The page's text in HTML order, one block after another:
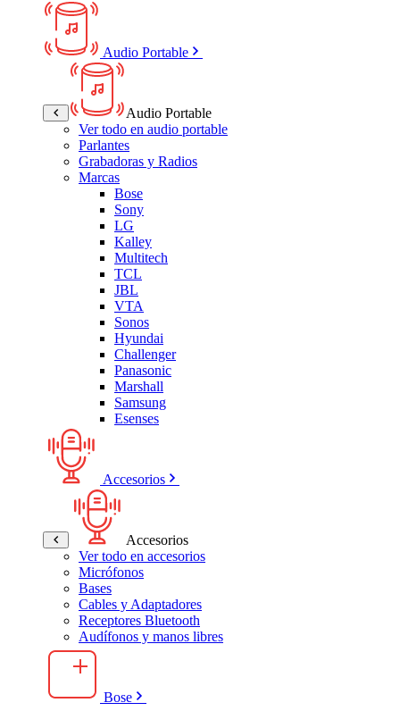
Audio Portable
Audio Portable
Ver todo en audio portable
Parlantes
Grabadoras y Radios
Marcas
Bose
Sony
LG
Kalley
Multitech
TCL
JBL
VTA
Sonos
Hyundai
Challenger
Panasonic
Marshall
Samsung
Esenses
Accesorios
Accesorios
Ver todo en accesorios
Micrófonos
Bases
Cables y Adaptadores
Receptores Bluetooth
Audífonos y manos libres
Bose